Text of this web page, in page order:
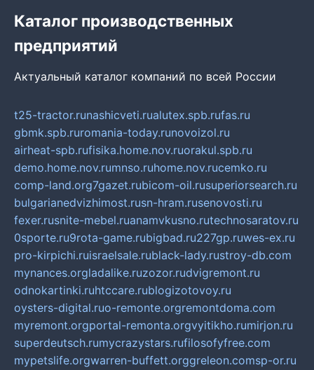
Каталог производственных
предприятий
Актуальный каталог компаний по всей России
t25-tractor.runashicveti.rualutex.spb.rufas.ru
gbmk.spb.ruromania-today.runovoizol.ru
airheat-spb.rufisika.home.nov.ruorakul.spb.ru
demo.home.nov.rumnso.ruhome.nov.rucemko.ru
comp-land.org7gazet.rubicom-oil.rusuperiorsearch.ru
bulgarianedvizhimost.rusn-hram.rusenovosti.ru
fexer.rusnite-mebel.ruanamvkusno.rutechnosaratov.ru
0sporte.ru9rota-game.rubigbad.ru227gp.ruwes-ex.ru
pro-kirpichi.ruisraelsale.rublack-lady.rustroy-db.com
mynances.orgladalike.ruzozor.rudvigremont.ru
odnokartinki.ruhtccare.rublogizotovoy.ru
oysters-digital.ruo-remonte.orgremontdoma.com
myremont.orgportal-remonta.orgvyitikho.rumirjon.ru
superdeutsch.rumycrazystars.rufilosofyfree.com
mypetslife.orgwarren-buffett.orggreleon.comsp-or.ru